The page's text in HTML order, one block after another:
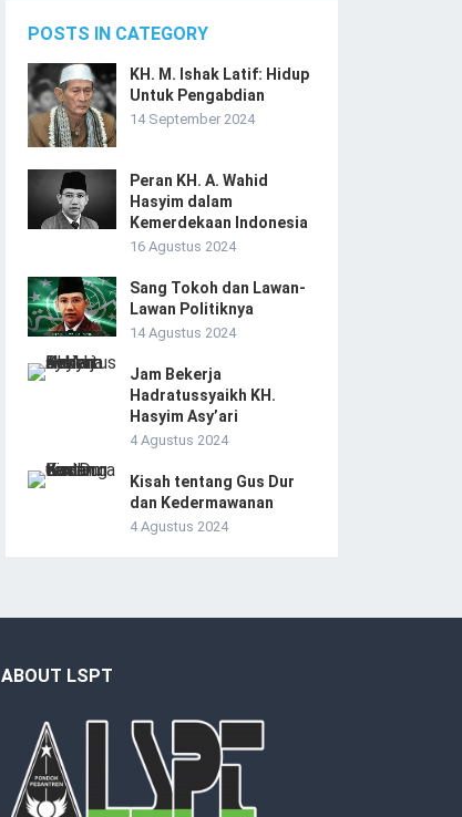
POSTS IN CATEGORY
KH. M. Ishak Latif: Hidup
Untuk Pengabdian
14 September 2024
Peran KH. A. Wahid
Hasyim dalam
Kemerdekaan Indonesia
16 Agustus 2024
Sang Tokoh dan Lawan-
Lawan Politiknya
14 Agustus 2024
Jam Bekerja
Hadratussyaikh KH.
Hasyim Asy’ari
4 Agustus 2024
Kisah tentang Gus Dur
dan Kedermawanan
4 Agustus 2024
ABOUT LSPT